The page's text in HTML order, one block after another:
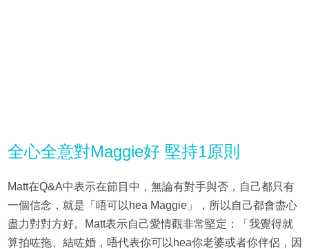
全心全意對Maggie好 堅持1原則
Matt在Q&A中表示在節目中，無論有對手與否，自己都只有
一個信念，就是「唔可以hea Maggie」，所以自己都會盡心
盡力對對方好。Matt表示自己愛情觀非常堅定：「我覺得就
算拍咗拖、結咗婚，唔代表你可以hea你老婆或者你伴侶，因